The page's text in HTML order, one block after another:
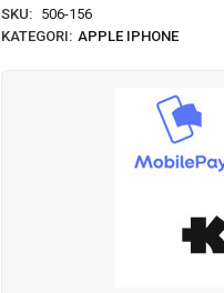
SKU:
506-156
KATEGORI: APPLE IPHONE